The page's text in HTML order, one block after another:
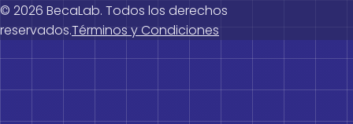
© 2026 BecaLab. Todos los derechos
reservados.Términos y Condiciones